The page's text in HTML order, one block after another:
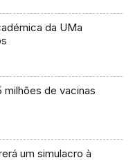
da UMa
milhões de vacinas
um simulacro à